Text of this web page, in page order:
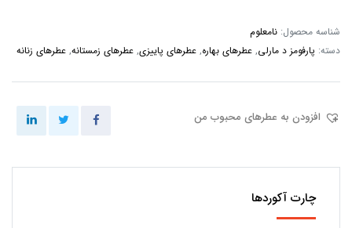
شناسه محصول: نامعلوم
دسته: پارفومز د مارلی, عطرهای بهاره, عطرهای پاییزی, عطرهای زمستانه, عطرهای زنانه
افزودن به عطرهای محبوب من
چارت آکوردها